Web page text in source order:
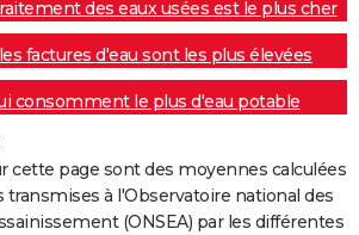
des eaux usées est le plus cher
factures d'eau sont les plus élevées
consomment le plus d'eau potable
cette page sont des moyennes calculées
transmises à l'Observatoire national des
(ONSEA) par les différentes